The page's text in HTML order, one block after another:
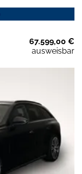
67.599,00 €
ausweisbar